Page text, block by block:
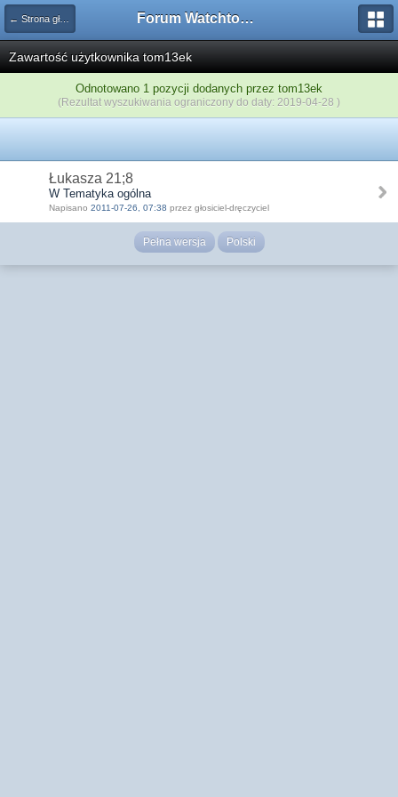
← Strona główna Forum Watchtower
Zawartość użytkownika tom13ek
Odnotowano 1 pozycji dodanych przez tom13ek
(Rezultat wyszukiwania ograniczony do daty: 2019-04-28 )
Łukasza 21;8
W Tematyka ogólna
Napisano 2011-07-26, 07:38 przez głosiciel-dręczyciel
Pełna wersja Polski